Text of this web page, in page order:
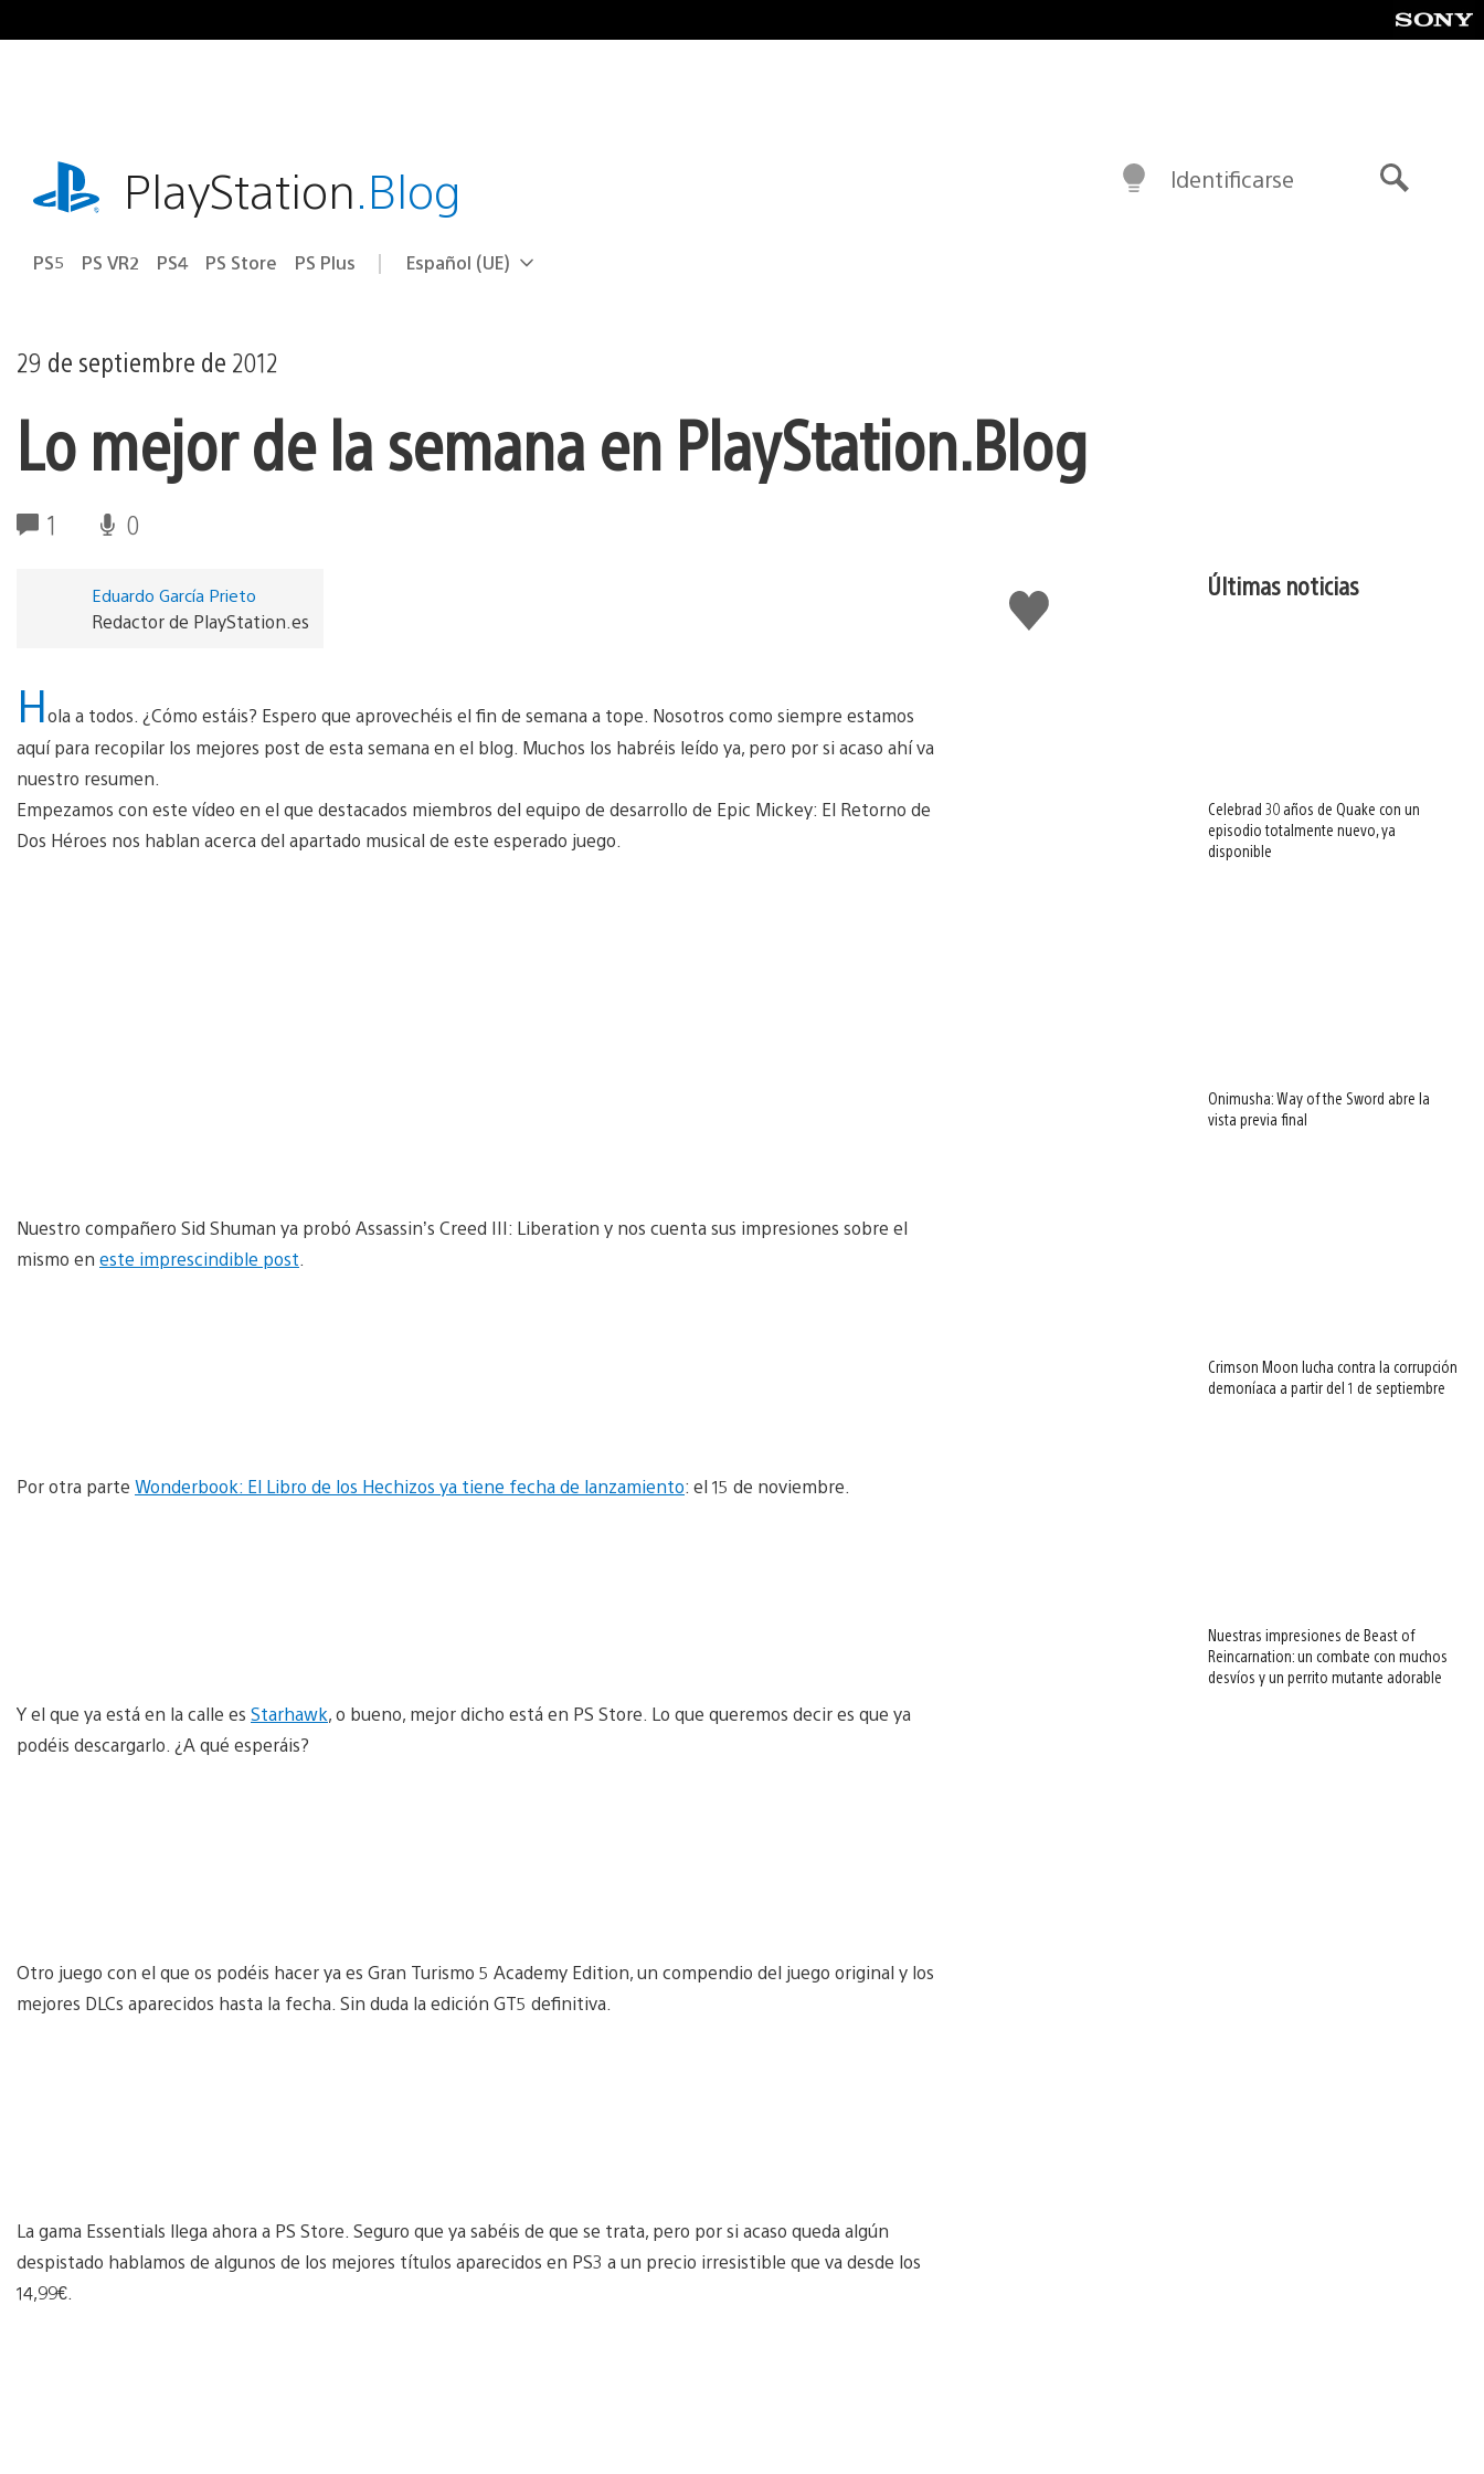
al
playstation.comPlayStation.Blog
PS5 PS VR2 PS4 PS Store PS Plus Selecciona
Región
Español (UE)
Identificarse
29 de septiembre de 2012
Lo mejor de la semana en PlayStation.Blog
1 0
Me
gusta
Eduardo García Prieto
Redactor de PlayStation.es
Hola a todos. ¿Cómo estáis? Espero que aprovechéis el fin de semana a tope. Nosotros como siempre estamos
aquí para recopilar los mejores post de esta semana en el blog. Muchos los habréis leído ya, pero por si acaso ahí va
nuestro resumen.
Empezamos con este vídeo en el que destacados miembros del equipo de desarrollo de Epic Mickey: El Retorno de
Dos Héroes nos hablan acerca del apartado musical de este esperado juego.
Nuestro compañero Sid Shuman ya probó Assassin’s Creed III: Liberation y nos cuenta sus impresiones sobre el
mismo en este imprescindible post
Por otra parte Wonderbook: El Libro de los Hechizos ya tiene fecha de lanzamiento: el 15 de noviembre.
Y el que ya está en la calle es Starhawk, o bueno, mejor dicho está en PS Store. Lo que queremos decir es que ya
podéis descargarlo. ¿A qué esperáis?
Otro juego con el que os podéis hacer ya es Gran Turismo 5 Academy Edition, un compendio del juego original y los
mejores DLCs aparecidos hasta la fecha. Sin duda la edición GT5 definitiva.
La gama Essentials llega ahora a PS Store. Seguro que ya sabéis de que se trata, pero por si acaso queda algún
despistado hablamos de algunos de los mejores títulos aparecidos en PS3 a un precio irresistible que va desde los
14,99€.
Últimas noticias
Celebrad 30 años de Quake con un
episodio totalmente nuevo, ya
disponible
Onimusha: Way of the Sword abre la
vista previa final
Crimson Moon lucha contra la corrupción
demoníaca a partir del 1 de septiembre
Nuestras impresiones de Beast of
Reincarnation: un combate con muchos
desvíos y un perrito mutante adorable